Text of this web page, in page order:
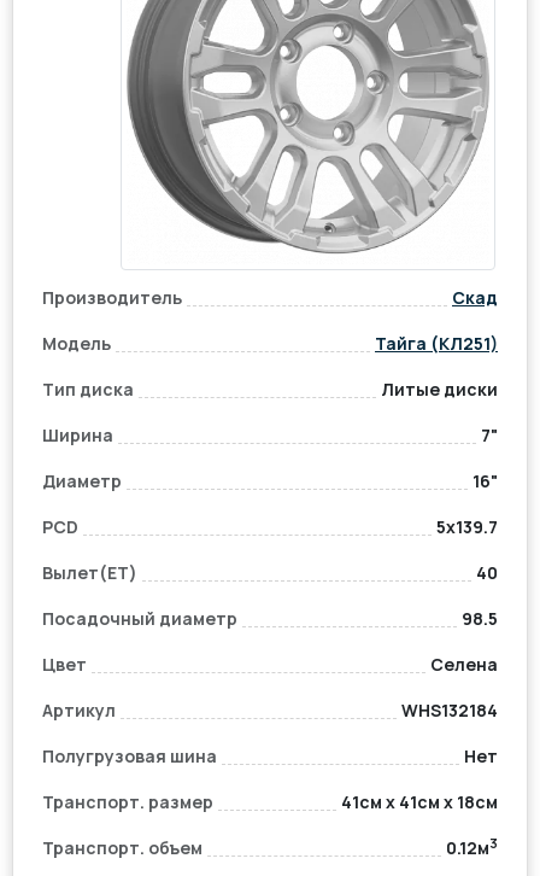
Производитель
Скад
Модель
Тайга (КЛ251)
Тип диска
Литые диски
Ширина
7"
Диаметр
16"
PCD
5x139.7
Вылет(ET)
40
Посадочный диаметр
98.5
Цвет
Селена
Артикул
WHS132184
Полугрузовая шина
Нет
Транспорт. размер
41см x 41см x 18см
Транспорт. объем
0.12м3